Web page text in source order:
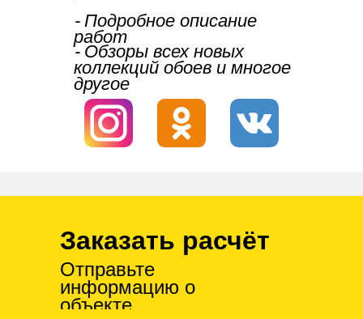
⁃ Обзоры всех новых
коллекций обоев и многое
другое
⁃ Подробное описание
работ
Заказать расчёт
Отправьте
информацию о
объекте